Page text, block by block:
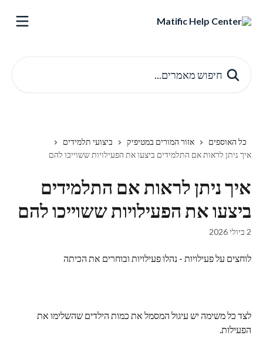
כל האוספים אזור המורים במטיפיק
ביצועי תלמידים
איך ניתן לראות אם התלמידים ביצעו את הפעילויות ששוייכו להם
איך ניתן לראות אם התלמידים
ביצעו את הפעילויות ששוייכו להם
2 ביולי 2026
לוחצים על פעילויות - נהלו פעילויות ובוחרים את הכיתה
לצד כל משימה יש עיגול המסמל את כמות הילדים שהשלימו את
הפעילות.